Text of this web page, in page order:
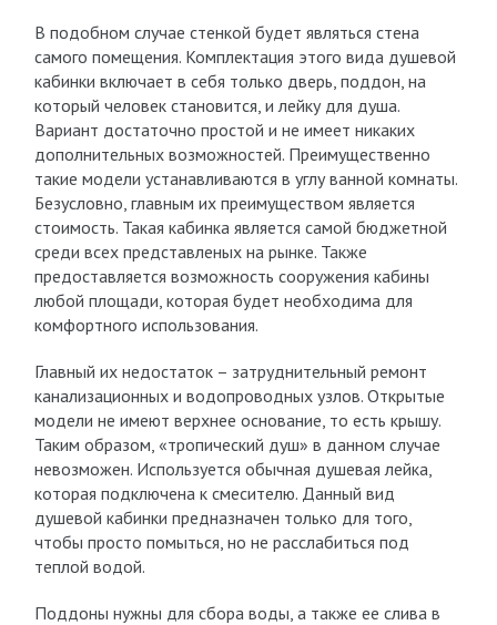
В подобном случае стенкой будет являться стена
самого помещения. Комплектация этого вида душевой
кабинки включает в себя только дверь, поддон, на
который человек становится, и лейку для душа.
Вариант достаточно простой и не имеет никаких
дополнительных возможностей. Преимущественно
такие модели устанавливаются в углу ванной комнаты.
Безусловно, главным их преимуществом является
стоимость. Такая кабинка является самой бюджетной
среди всех представленых на рынке. Также
предоставляется возможность сооружения кабины
любой площади, которая будет необходима для
комфортного использования.
Главный их недостаток – затруднительный ремонт
канализационных и водопроводных узлов. Открытые
модели не имеют верхнее основание, то есть крышу.
Таким образом, «тропический душ» в данном случае
невозможен. Используется обычная душевая лейка,
которая подключена к смесителю. Данный вид
душевой кабинки предназначен только для того,
чтобы просто помыться, но не расслабиться под
теплой водой.
Поддоны нужны для сбора воды, а также ее слива в